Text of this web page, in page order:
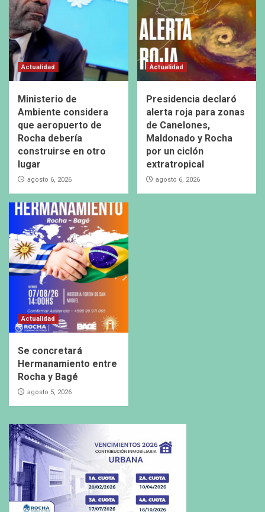
Actualidad
Ministerio de
Ambiente considera
que aeropuerto de
Rocha debería
construirse en otro
lugar
agosto 6, 2026
Actualidad
Presidencia declaró
alerta roja para zonas
de Canelones,
Maldonado y Rocha
por un ciclón
extratropical
agosto 6, 2026
Actualidad
Se concretará
Hermanamiento entre
Rocha y Bagé
agosto 5, 2026